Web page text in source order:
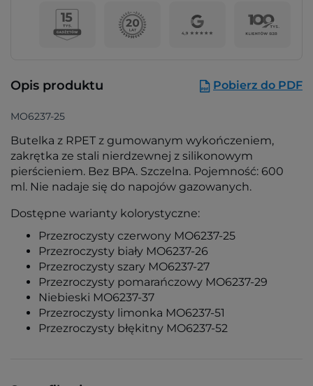
Opis produktu Pobierz do PDF
MO6237-25
Butelka z RPET z gumowanym wykończeniem,
zakrętka ze stali nierdzewnej z silikonowym
pierścieniem. Bez BPA. Szczelna. Pojemność: 600
ml. Nie nadaje się do napojów gazowanych.
Dostępne warianty kolorystyczne:
Przezroczysty czerwony MO6237-25
Przezroczysty biały MO6237-26
Przezroczysty szary MO6237-27
Przezroczysty pomarańczowy MO6237-29
Niebieski MO6237-37
Przezroczysty limonka MO6237-51
Przezroczysty błękitny MO6237-52